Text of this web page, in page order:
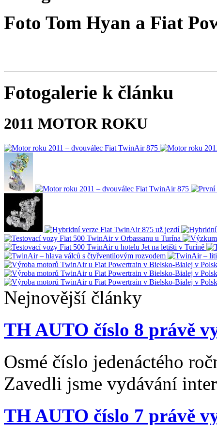
Foto Tom Hyan a Fiat
Fotogalerie k článku
2011 MOTOR ROKU
Nejnovější články
TH AUTO číslo 8 právě
Osmé číslo jedenáctého
Zavedli jsme vydávání
TH AUTO číslo 7 právě